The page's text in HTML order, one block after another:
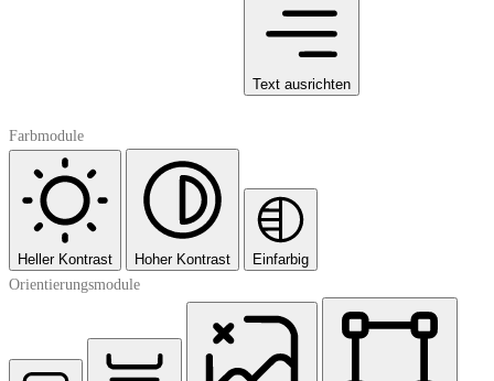
Text ausrichten
Farbmodule
Heller Kontrast Hoher Kontrast Einfarbig
Orientierungsmodule